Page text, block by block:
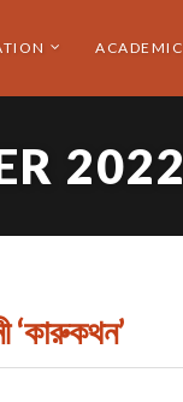
ACADEMIC
2022
‘কারুকথন’